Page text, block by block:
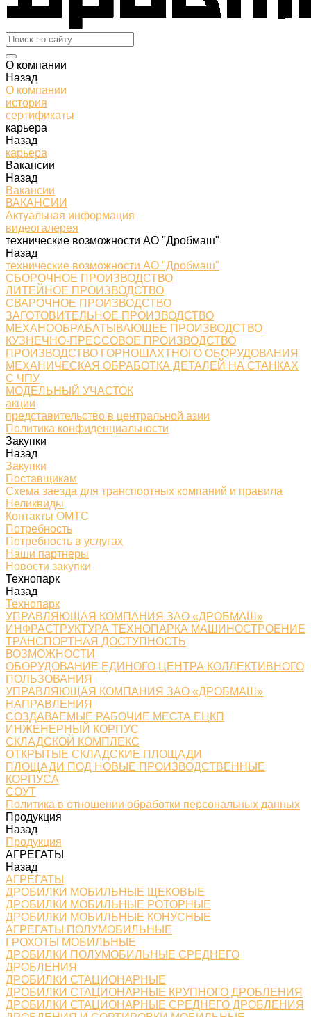
О компании
Назад
О компании
история
сертификаты
карьера
Назад
карьера
Вакансии
Назад
Вакансии
ВАКАНСИИ
Актуальная информация
видеогалерея
технические возможности АО "Дробмаш"
Назад
технические возможности АО "Дробмаш"
СБОРОЧНОЕ ПРОИЗВОДСТВО
ЛИТЕЙНОЕ ПРОИЗВОДСТВО
СВАРОЧНОЕ ПРОИЗВОДСТВО
ЗАГОТОВИТЕЛЬНОЕ ПРОИЗВОДСТВО
МЕХАНООБРАБАТЫВАЮЩЕЕ ПРОИЗВОДСТВО
КУЗНЕЧНО-ПРЕССОВОЕ ПРОИЗВОДСТВО
ПРОИЗВОДСТВО ГОРНОШАХТНОГО ОБОРУДОВАНИЯ
МЕХАНИЧЕСКАЯ ОБРАБОТКА ДЕТАЛЕЙ НА СТАНКАХ
С ЧПУ
МОДЕЛЬНЫЙ УЧАСТОК
акции
представительство в центральной азии
Политика конфиденциальности
Закупки
Назад
Закупки
Поставщикам
Схема заезда для транспортных компаний и правила
Неликвиды
Контакты ОМТС
Потребность
Потребность в услугах
Наши партнеры
Новости закупки
Технопарк
Назад
Технопарк
УПРАВЛЯЮЩАЯ КОМПАНИЯ ЗАО «ДРОБМАШ»
ИНФРАСТРУКТУРА ТЕХНОПАРКА МАШИНОСТРОЕНИЕ
ТРАНСПОРТНАЯ ДОСТУПНОСТЬ
ВОЗМОЖНОСТИ
ОБОРУДОВАНИЕ ЕДИНОГО ЦЕНТРА КОЛЛЕКТИВНОГО
ПОЛЬЗОВАНИЯ
УПРАВЛЯЮЩАЯ КОМПАНИЯ ЗАО «ДРОБМАШ»
НАПРАВЛЕНИЯ
СОЗДАВАЕМЫЕ РАБОЧИЕ МЕСТА ЕЦКП
ИНЖЕНЕРНЫЙ КОРПУС
СКЛАДСКОЙ КОМПЛЕКС
ОТКРЫТЫЕ СКЛАДСКИЕ ПЛОЩАДИ
ПЛОЩАДИ ПОД НОВЫЕ ПРОИЗВОДСТВЕННЫЕ
КОРПУСА
СОУТ
Политика в отношении обработки персональных данных
Продукция
Назад
Продукция
АГРЕГАТЫ
Назад
АГРЕГАТЫ
ДРОБИЛКИ МОБИЛЬНЫЕ ЩЕКОВЫЕ
ДРОБИЛКИ МОБИЛЬНЫЕ РОТОРНЫЕ
ДРОБИЛКИ МОБИЛЬНЫЕ КОНУСНЫЕ
АГРЕГАТЫ ПОЛУМОБИЛЬНЫЕ
ГРОХОТЫ МОБИЛЬНЫЕ
ДРОБИЛКИ ПОЛУМОБИЛЬНЫЕ СРЕДНЕГО
ДРОБЛЕНИЯ
ДРОБИЛКИ СТАЦИОНАРНЫЕ
ДРОБИЛКИ СТАЦИОНАРНЫЕ КРУПНОГО ДРОБЛЕНИЯ
ДРОБИЛКИ СТАЦИОНАРНЫЕ СРЕДНЕГО ДРОБЛЕНИЯ